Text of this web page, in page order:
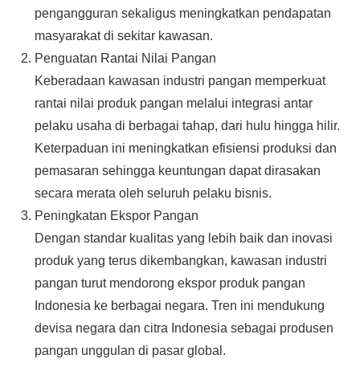
pengangguran sekaligus meningkatkan pendapatan
masyarakat di sekitar kawasan.
Penguatan Rantai Nilai Pangan
Keberadaan kawasan industri pangan memperkuat
rantai nilai produk pangan melalui integrasi antar
pelaku usaha di berbagai tahap, dari hulu hingga hilir.
Keterpaduan ini meningkatkan efisiensi produksi dan
pemasaran sehingga keuntungan dapat dirasakan
secara merata oleh seluruh pelaku bisnis.
Peningkatan Ekspor Pangan
Dengan standar kualitas yang lebih baik dan inovasi
produk yang terus dikembangkan, kawasan industri
pangan turut mendorong ekspor produk pangan
Indonesia ke berbagai negara. Tren ini mendukung
devisa negara dan citra Indonesia sebagai produsen
pangan unggulan di pasar global.